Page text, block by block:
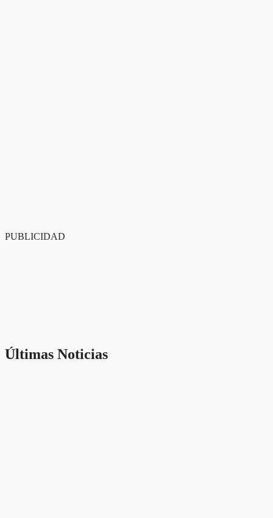
PUBLICIDAD
Últimas Noticias